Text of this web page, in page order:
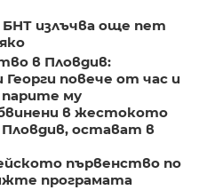
БНТ излъчва още пет
в Пловдив:
повече от час и
парите му
в жестокото
остават в
първенство по
програмата